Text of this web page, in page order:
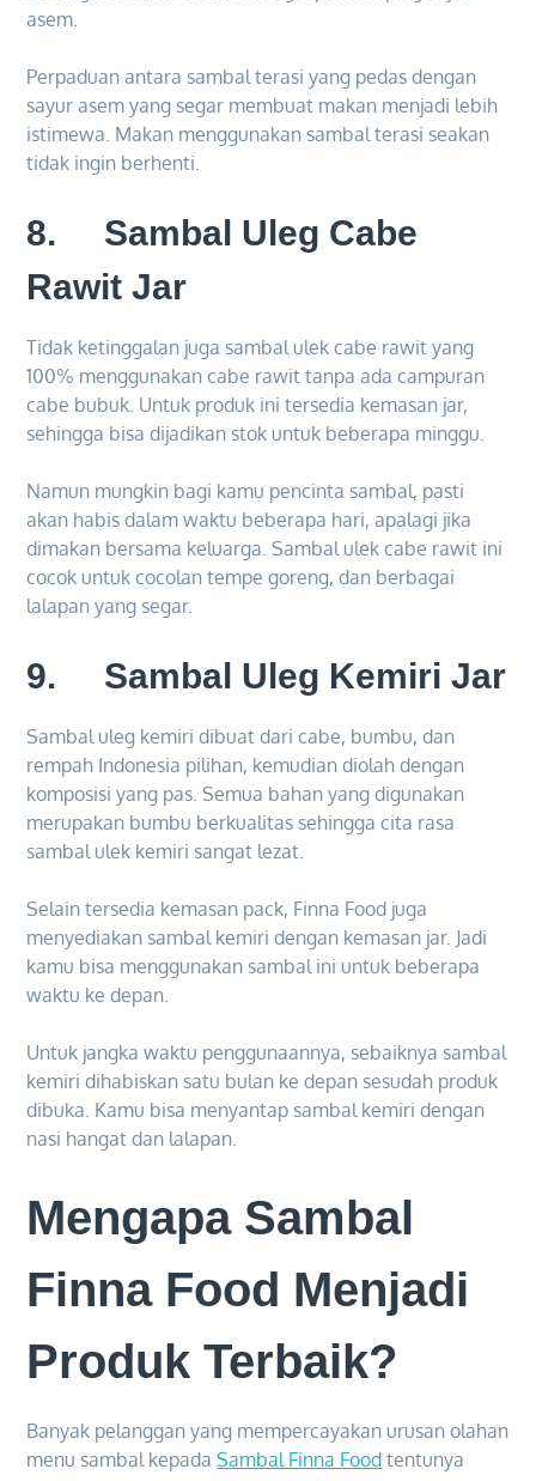
asem.
Perpaduan antara sambal terasi yang pedas dengan
sayur asem yang segar membuat makan menjadi lebih
istimewa. Makan menggunakan sambal terasi seakan
tidak ingin berhenti.
8. Sambal Uleg Cabe
Rawit Jar
Tidak ketinggalan juga sambal ulek cabe rawit yang
100% menggunakan cabe rawit tanpa ada campuran
cabe bubuk. Untuk produk ini tersedia kemasan jar,
sehingga bisa dijadikan stok untuk beberapa minggu.
Namun mungkin bagi kamu pencinta sambal, pasti
akan habis dalam waktu beberapa hari, apalagi jika
dimakan bersama keluarga. Sambal ulek cabe rawit ini
cocok untuk cocolan tempe goreng, dan berbagai
lalapan yang segar.
9. Sambal Uleg Kemiri Jar
Sambal uleg kemiri dibuat dari cabe, bumbu, dan
rempah Indonesia pilihan, kemudian diolah dengan
komposisi yang pas. Semua bahan yang digunakan
merupakan bumbu berkualitas sehingga cita rasa
sambal ulek kemiri sangat lezat.
Selain tersedia kemasan pack, Finna Food juga
menyediakan sambal kemiri dengan kemasan jar. Jadi
kamu bisa menggunakan sambal ini untuk beberapa
waktu ke depan.
Untuk jangka waktu penggunaannya, sebaiknya sambal
kemiri dihabiskan satu bulan ke depan sesudah produk
dibuka. Kamu bisa menyantap sambal kemiri dengan
nasi hangat dan lalapan.
Mengapa Sambal
Finna Food Menjadi
Produk Terbaik?
Banyak pelanggan yang mempercayakan urusan olahan
menu sambal kepadaSambal Finna Food tentunya